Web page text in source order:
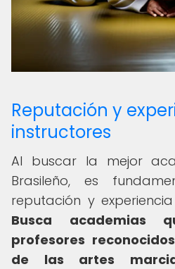
Reputación y
instructores
Al buscar la mejor
Brasileño, es
reputación y
Busca academias
profesores
de las artes